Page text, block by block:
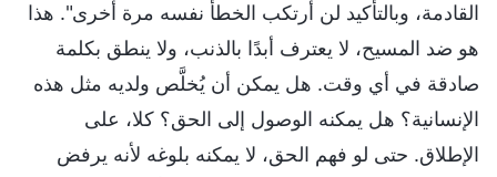
القادمة، وبالتأكيد لن أرتكب الخطأ نفسه مرة أخرى". هذا
هو ضد المسيح، لا يعترف أبدًا بالذنب، ولا ينطق بكلمة
صادقة في أي وقت. هل يمكن أن يُخلَّص ولديه مثل هذه
الإنسانية؟ هل يمكنه الوصول إلى الحق؟ كلا، على
الإطلاق. حتى لو فهم الحق، لا يمكنه بلوغه لأنه يرفض